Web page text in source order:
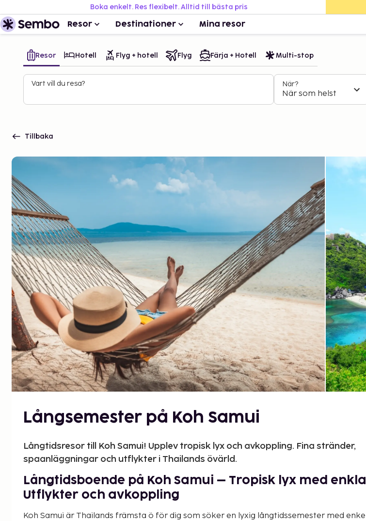
Boka enkelt. Res flexibelt. Alltid till bästa pris
Resor Destinationer Mina resor
Resor Hotell Flyg + hotell Flyg Färja + Hotell Multi-stop
Vart vill du resa? När?
När som helst
Tillbaka
Långsemester på Koh Samui
Långtidsresor till Koh Samui! Upplev tropisk lyx och avkoppling. Fina stränder,
spaanläggningar och utflykter i Thailands övärld.
Långtidsboende på Koh Samui – Tropisk lyx med enkla
Utflykter och avkoppling
Koh Samui är Thailands främsta ö för dig som söker en lyxig långtidssemester med enkel